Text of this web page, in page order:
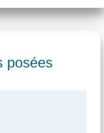
posées